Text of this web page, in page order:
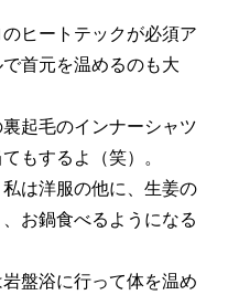
ヒートテックが必須ア
首元を温めるのも大
起毛のインナーシャツ
もするよ（笑）。
は洋服の他に、生姜の
お鍋食べるようになる
盤浴に行って体を温め